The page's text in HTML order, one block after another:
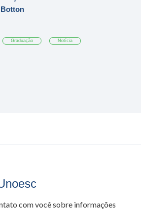
Botton
Graduação Notícia
com você sobre informações